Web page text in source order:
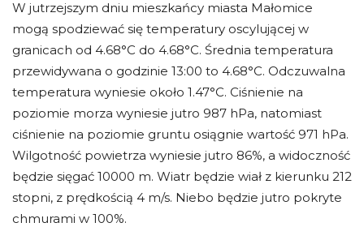
W jutrzejszym dniu mieszkańcy miasta Małomice
mogą spodziewać się temperatury oscylującej w
granicach od 4.68°C do 4.68°C. Średnia temperatura
przewidywana o godzinie 13:00 to 4.68°C. Odczuwalna
temperatura wyniesie około 1.47°C. Ciśnienie na
poziomie morza wyniesie jutro 987 hPa, natomiast
ciśnienie na poziomie gruntu osiągnie wartość 971 hPa.
Wilgotność powietrza wyniesie jutro 86%, a widoczność
będzie sięgać 10000 m. Wiatr będzie wiał z kierunku 212
stopni, z prędkością 4 m/s. Niebo będzie jutro pokryte
chmurami w 100%.